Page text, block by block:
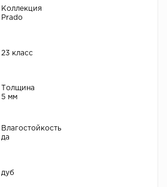
Коллекция
Prado
23 класс
Толщина
5 мм
Влагостойкость
да
дуб